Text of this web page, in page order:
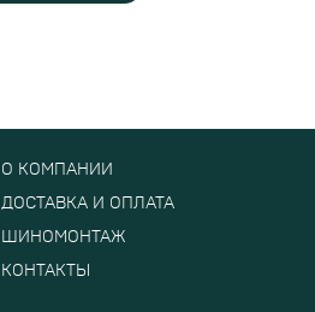
О КОМПАНИИ
ДОСТАВКА И ОПЛАТА
ШИНОМОНТАЖ
КОНТАКТЫ